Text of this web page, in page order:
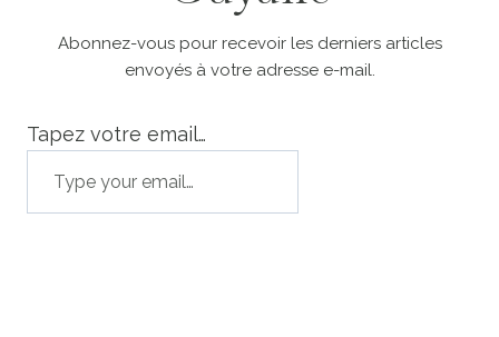
Abonnez-vous pour recevoir les derniers articles
envoyés à votre adresse e-mail.
Tapez votre email…